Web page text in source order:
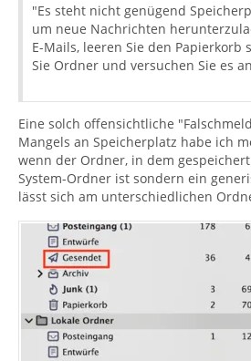
"Es steht nicht genügend
um neue Nachrichten
E-Mails, leeren Sie den Papierkorb
Sie Ordner und versuchen Sie es
Eine solch offensichtliche
Mangels an Speicherplatz habe ich
wenn der Ordner, in dem
System-Ordner ist sondern ein
lässt sich am unterschiedlichen